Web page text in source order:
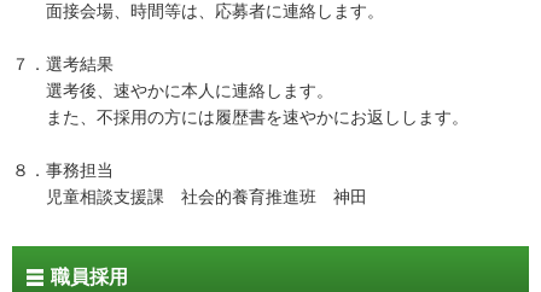
面接会場、時間等は、応募者に連絡します。
７．選考結果
選考後、速やかに本人に連絡します。
また、不採用の方には履歴書を速やかにお返しします。
８．事務担当
児童相談支援課 社会的養育推進班 神田
職員採用